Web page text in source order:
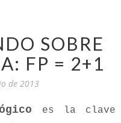
SOBRE
FP = 2+1
de 2013
es la clave